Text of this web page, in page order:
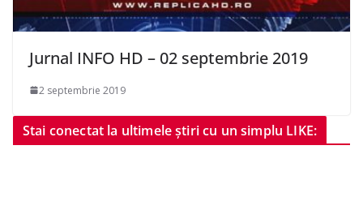
Jurnal INFO HD – 02 septembrie 2019
2 septembrie 2019
Stai conectat la ultimele știri cu un simplu LIKE: